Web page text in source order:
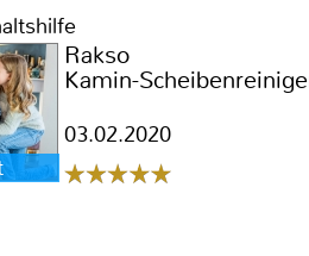
Rakso
Kamin-
03.02.2020